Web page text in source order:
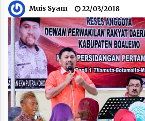
Muis Syam 22/03/2018